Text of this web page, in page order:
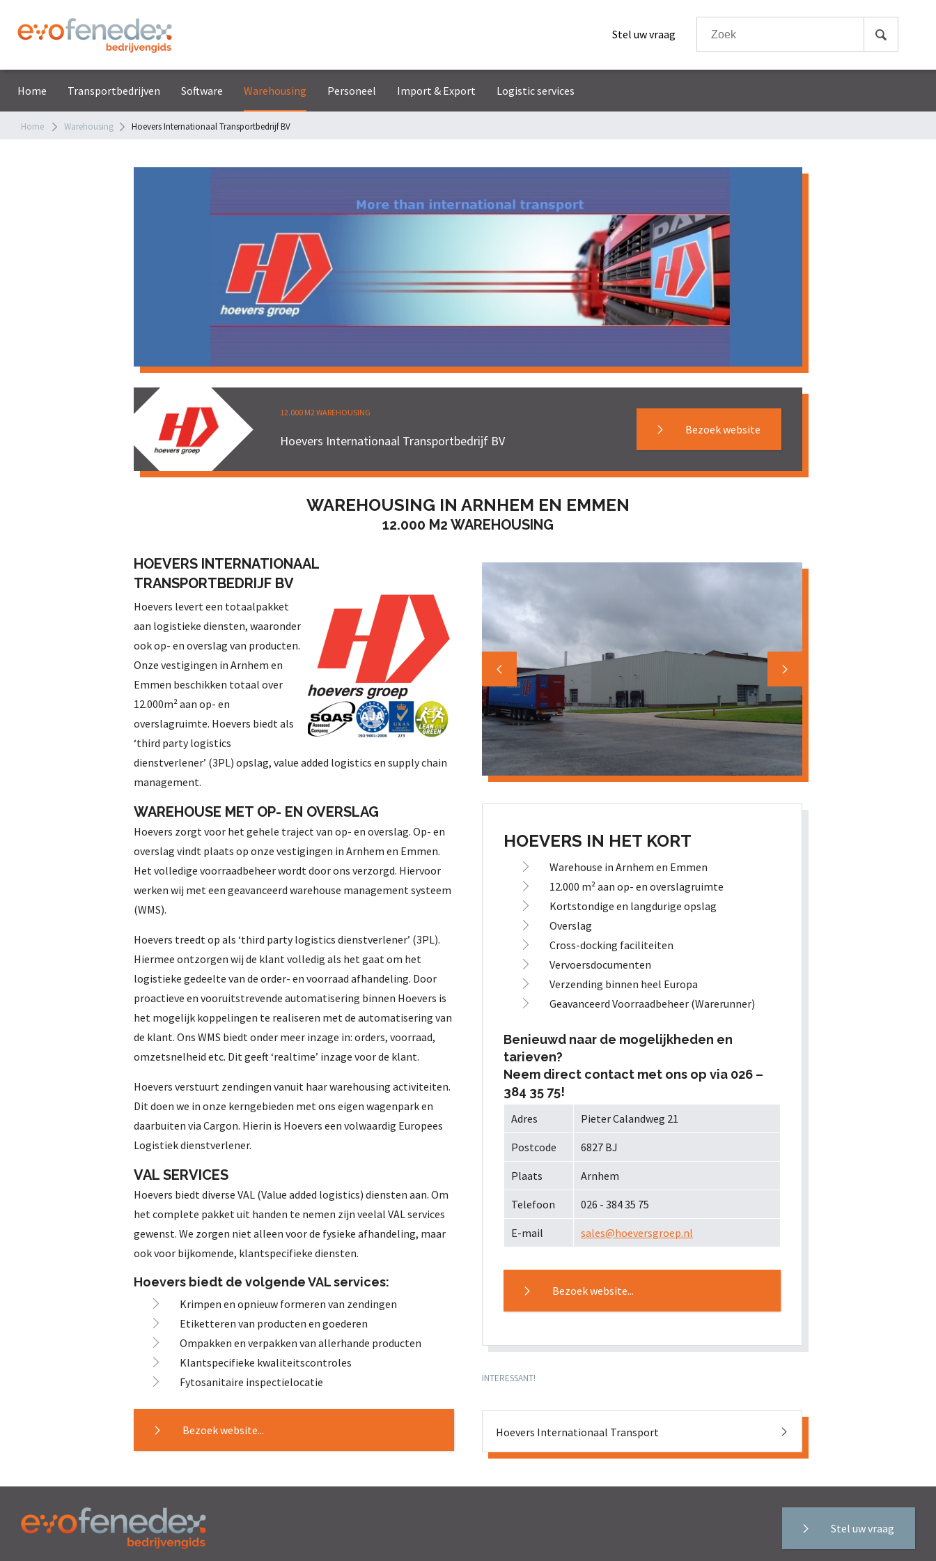
Stel uw vraag
Home Transportbedrijven Software Warehousing Personeel Import & Export Logistic services
Home Warehousing Hoevers Internationaal Transportbedrijf BV
12.000 M2 WAREHOUSING
Hoevers Internationaal Transportbedrijf BV
Bezoek website
WAREHOUSING IN ARNHEM EN EMMEN
12.000 M2 WAREHOUSING
HOEVERS INTERNATIONAAL
TRANSPORTBEDRIJF BV
Hoevers levert een totaalpakket
aan logistieke diensten, waaronder
ook op- en overslag van producten.
Onze vestigingen in Arnhem en
Emmen beschikken totaal over
12.000m² aan op- en
overslagruimte. Hoevers biedt als
‘third party logistics
dienstverlener’ (3PL) opslag, value added logistics en supply chain
management.
WAREHOUSE MET OP- EN OVERSLAG
Hoevers zorgt voor het gehele traject van op- en overslag. Op- en
overslag vindt plaats op onze vestigingen in Arnhem en Emmen.
Het volledige voorraadbeheer wordt door ons verzorgd. Hiervoor
werken wij met een geavanceerd warehouse management systeem
(WMS).
Hoevers treedt op als ‘third party logistics dienstverlener’ (3PL).
Hiermee ontzorgen wij de klant volledig als het gaat om het
logistieke gedeelte van de order- en voorraad afhandeling. Door
proactieve en vooruitstrevende automatisering binnen Hoevers is
het mogelijk koppelingen te realiseren met de automatisering van
de klant. Ons WMS biedt onder meer inzage in: orders, voorraad,
omzetsnelheid etc. Dit geeft ‘realtime’ inzage voor de klant.
Hoevers verstuurt zendingen vanuit haar warehousing activiteiten.
Dit doen we in onze kerngebieden met ons eigen wagenpark en
daarbuiten via Cargon. Hierin is Hoevers een volwaardig Europees
Logistiek dienstverlener.
VAL SERVICES
Hoevers biedt diverse VAL (Value added logistics) diensten aan. Om
het complete pakket uit handen te nemen zijn veelal VAL services
gewenst. We zorgen niet alleen voor de fysieke afhandeling, maar
ook voor bijkomende, klantspecifieke diensten.
Hoevers biedt de volgende VAL services:
Krimpen en opnieuw formeren van zendingen
Etiketteren van producten en goederen
Ompakken en verpakken van allerhande producten
Klantspecifieke kwaliteitscontroles
Fytosanitaire inspectielocatie
Bezoek website...
HOEVERS IN HET KORT
Warehouse in Arnhem en Emmen
12.000 m² aan op- en overslagruimte
Kortstondige en langdurige opslag
Overslag
Cross-docking faciliteiten
Vervoersdocumenten
Verzending binnen heel Europa
Geavanceerd Voorraadbeheer (Warerunner)
Benieuwd naar de mogelijkheden en
tarieven?
Neem direct contact met ons op via 026 –
384 35 75!
Adres Pieter Calandweg 21
Postcode 6827 BJ
Plaats Arnhem
Telefoon 026 - 384 35 75
E-mail sales@hoeversgroep.nl
Bezoek website...
INTERESSANT!
Hoevers Internationaal Transport
Stel uw vraag